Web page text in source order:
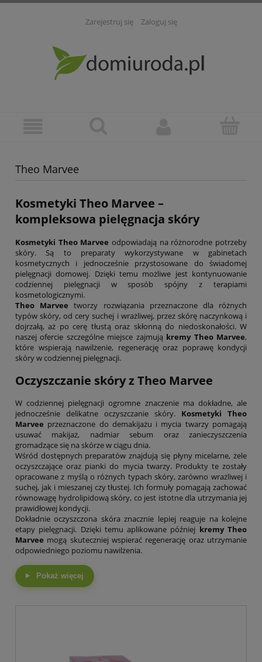
Zarejestruj się Zaloguj się
Theo Marvee
Kosmetyki Theo Marvee –
kompleksowa pielęgnacja skóry
Kosmetyki Theo Marvee odpowiadają na różnorodne potrzeby
skóry. Są to preparaty wykorzystywane w gabinetach
kosmetycznych i jednocześnie przystosowane do świadomej
pielęgnacji domowej. Dzięki temu możliwe jest kontynuowanie
codziennej pielęgnacji w sposób spójny z terapiami
kosmetologicznymi.
Theo Marveetworzy rozwiązania przeznaczone dla różnych
typów skóry, od cery suchej i wrażliwej, przez skórę naczynkową i
dojrzałą, aż po cerę tłustą oraz skłonną do niedoskonałości. W
naszej ofercie szczególne miejsce zajmują kremy Theo Marvee,
które wspierają nawilżenie, regenerację oraz poprawę kondycji
skóry w codziennej pielęgnacji.
Oczyszczanie skóry z Theo Marvee
W codziennej pielęgnacji ogromne znaczenie ma dokładne, ale
jednocześnie delikatne oczyszczanie skóry. Kosmetyki Theo
Marvee przeznaczone do demakijażu i mycia twarzy pomagają
usuwać makijaż, nadmiar sebum oraz zanieczyszczenia
gromadzące się na skórze w ciągu dnia.
Wśród dostępnych preparatów znajdują się płyny micelarne, żele
oczyszczające oraz pianki do mycia twarzy. Produkty te zostały
opracowane z myślą o różnych typach skóry, zarówno wrażliwej i
suchej, jak i mieszanej czy tłustej. Ich formuły pomagają zachować
równowagę hydrolipidową skóry, co jest istotne dla utrzymania jej
prawidłowej kondycji.
Dokładnie oczyszczona skóra znacznie lepiej reaguje na kolejne
etapy pielęgnacji. Dzięki temu aplikowane później kremy Theo
Marvee mogą skuteczniej wspierać regenerację oraz utrzymanie
odpowiedniego poziomu nawilżenia.
Pokaż więcej